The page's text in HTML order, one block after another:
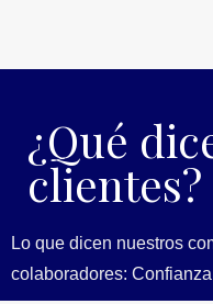
¿Qué
clientes?
Lo que dicen nuestros
colaboradores: